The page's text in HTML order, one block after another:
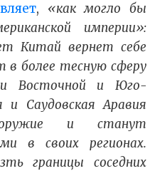
, «как могло бы
империи»:
Китай вернет себе
в более тесную сферу
Восточной и Юго-
и Саудовская Аравия
и станут
в своих регионах.
границы соседних